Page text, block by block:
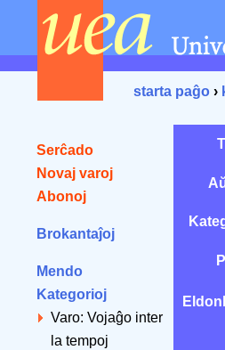
starta paĝo ›
Serĉado
Novaj varoj
Abonoj
Brokantaĵoj
Mendo
Kategorioj
Varo: Vojaĝo inter
la tempoj